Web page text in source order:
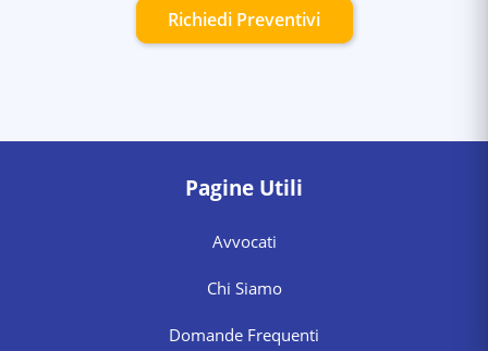
Richiedi Preventivi
Pagine Utili
Avvocati
Chi Siamo
Domande Frequenti